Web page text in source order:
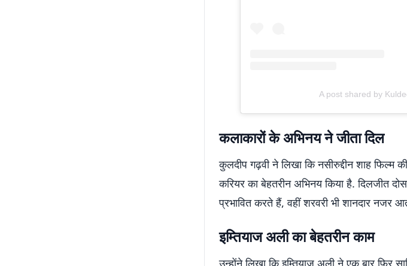
A post shared by
कलाकारों के अभिनय ने जीता दिल
कुलदीप गढ़वी ने लिखा कि नसीरुद्दीन शाह
करियर का बेहतरीन अभिनय किया है. दिलजीत
प्रभावित करते हैं, वहीं शरवरी भी शानदार नजर
इम्तियाज अली का बेहतरीन काम
उन्होंने लिखा कि इम्तियाज अली ने एक बार फिर